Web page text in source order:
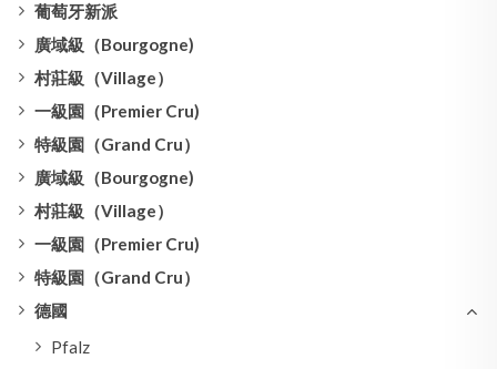
葡萄牙新派
廣域級（Bourgogne)
村莊級（Village）
一級園（Premier Cru)
特級園（Grand Cru）
廣域級（Bourgogne)
村莊級（Village）
一級園（Premier Cru)
特級園（Grand Cru）
德國
Pfalz